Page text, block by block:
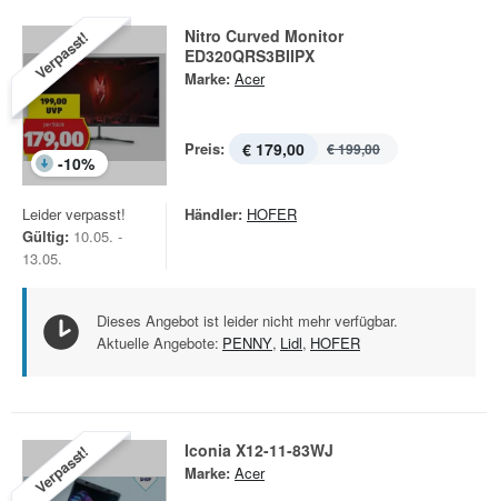
Verpasst!
-10%
Nitro Curved Monitor
ED320QRS3BIIPX
Marke: Acer
Preis: € 179,00 € 199,00
Leider verpasst!
Gültig: 10.05. -
13.05.
Händler: HOFER
Dieses Angebot ist leider nicht mehr verfügbar.
Aktuelle Angebote: PENNY, Lidl, HOFER
Verpasst! Iconia X12-11-83WJ
Marke: Acer